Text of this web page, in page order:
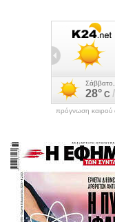
πρόγνωση καιρού